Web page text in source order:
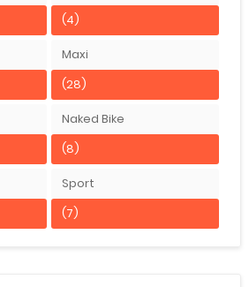
(4)
Maxi
(28)
Naked Bike
(8)
Sport
(7)